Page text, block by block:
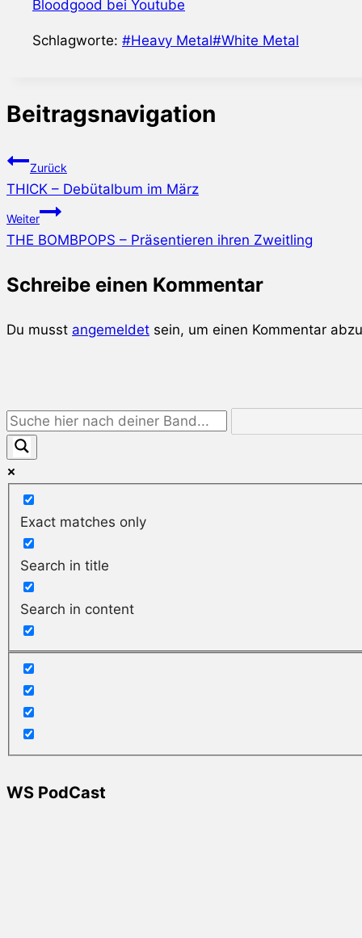
Bloodgood bei Youtube
Schlagworte: #Heavy Metal#White Metal
Beitragsnavigation
Zurück
THICK – Debütalbum im März
Weiter
THE BOMBPOPS – Präsentieren ihren Zweitling
Schreibe einen Kommentar
Du musst angemeldet sein, um einen Kommentar
Exact matches only
Search in title
Search in content
WS PodCast